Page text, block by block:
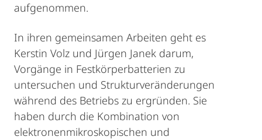
aufgenommen.
In ihren gemeinsamen Arbeiten geht es
Kerstin Volz und Jürgen Janek darum,
Vorgänge in Festkörperbatterien zu
untersuchen und Strukturveränderungen
während des Betriebs zu ergründen. Sie
haben durch die Kombination von
elektronenmikroskopischen und